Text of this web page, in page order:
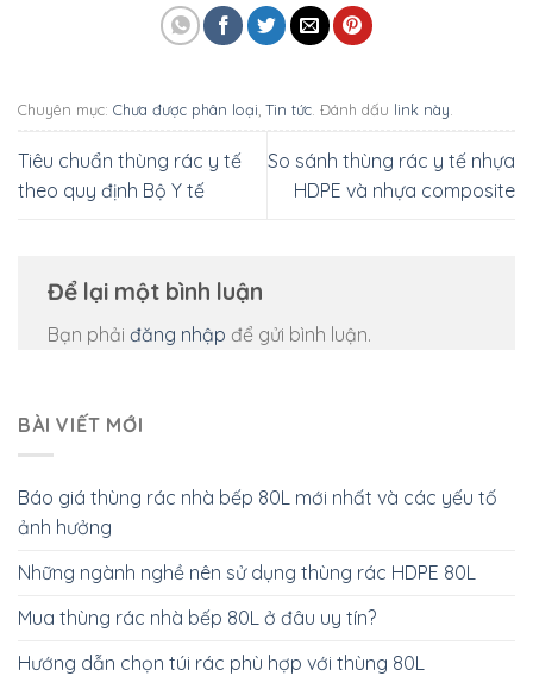
Chuyên mục: Chưa được phân loại Tin tức . Đánh dấu link này
Tiêu chuẩn thùng rác y tế
theo quy định Bộ Y tế
So sánh thùng rác y tế nhựa
HDPE và nhựa composite
Để lại một bình luận
Bạn phải đăng nhập để gửi bình luận.
BÀI VIẾT MỚI
Báo giá thùng rác nhà bếp 80L mới nhất và các yếu tố
ảnh hưởng
Những ngành nghề nên sử dụng thùng rác HDPE 80L
Mua thùng rác nhà bếp 80L ở đâu uy tín?
Hướng dẫn chọn túi rác phù hợp với thùng 80L